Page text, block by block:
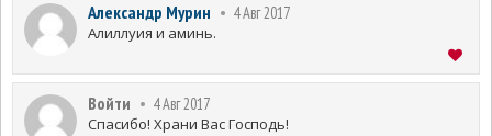
Александр Мурин 4 Авг 2017
Алиллуия и аминь.
Войти 4 Авг 2017
Спасибо! Храни Вас Господь!